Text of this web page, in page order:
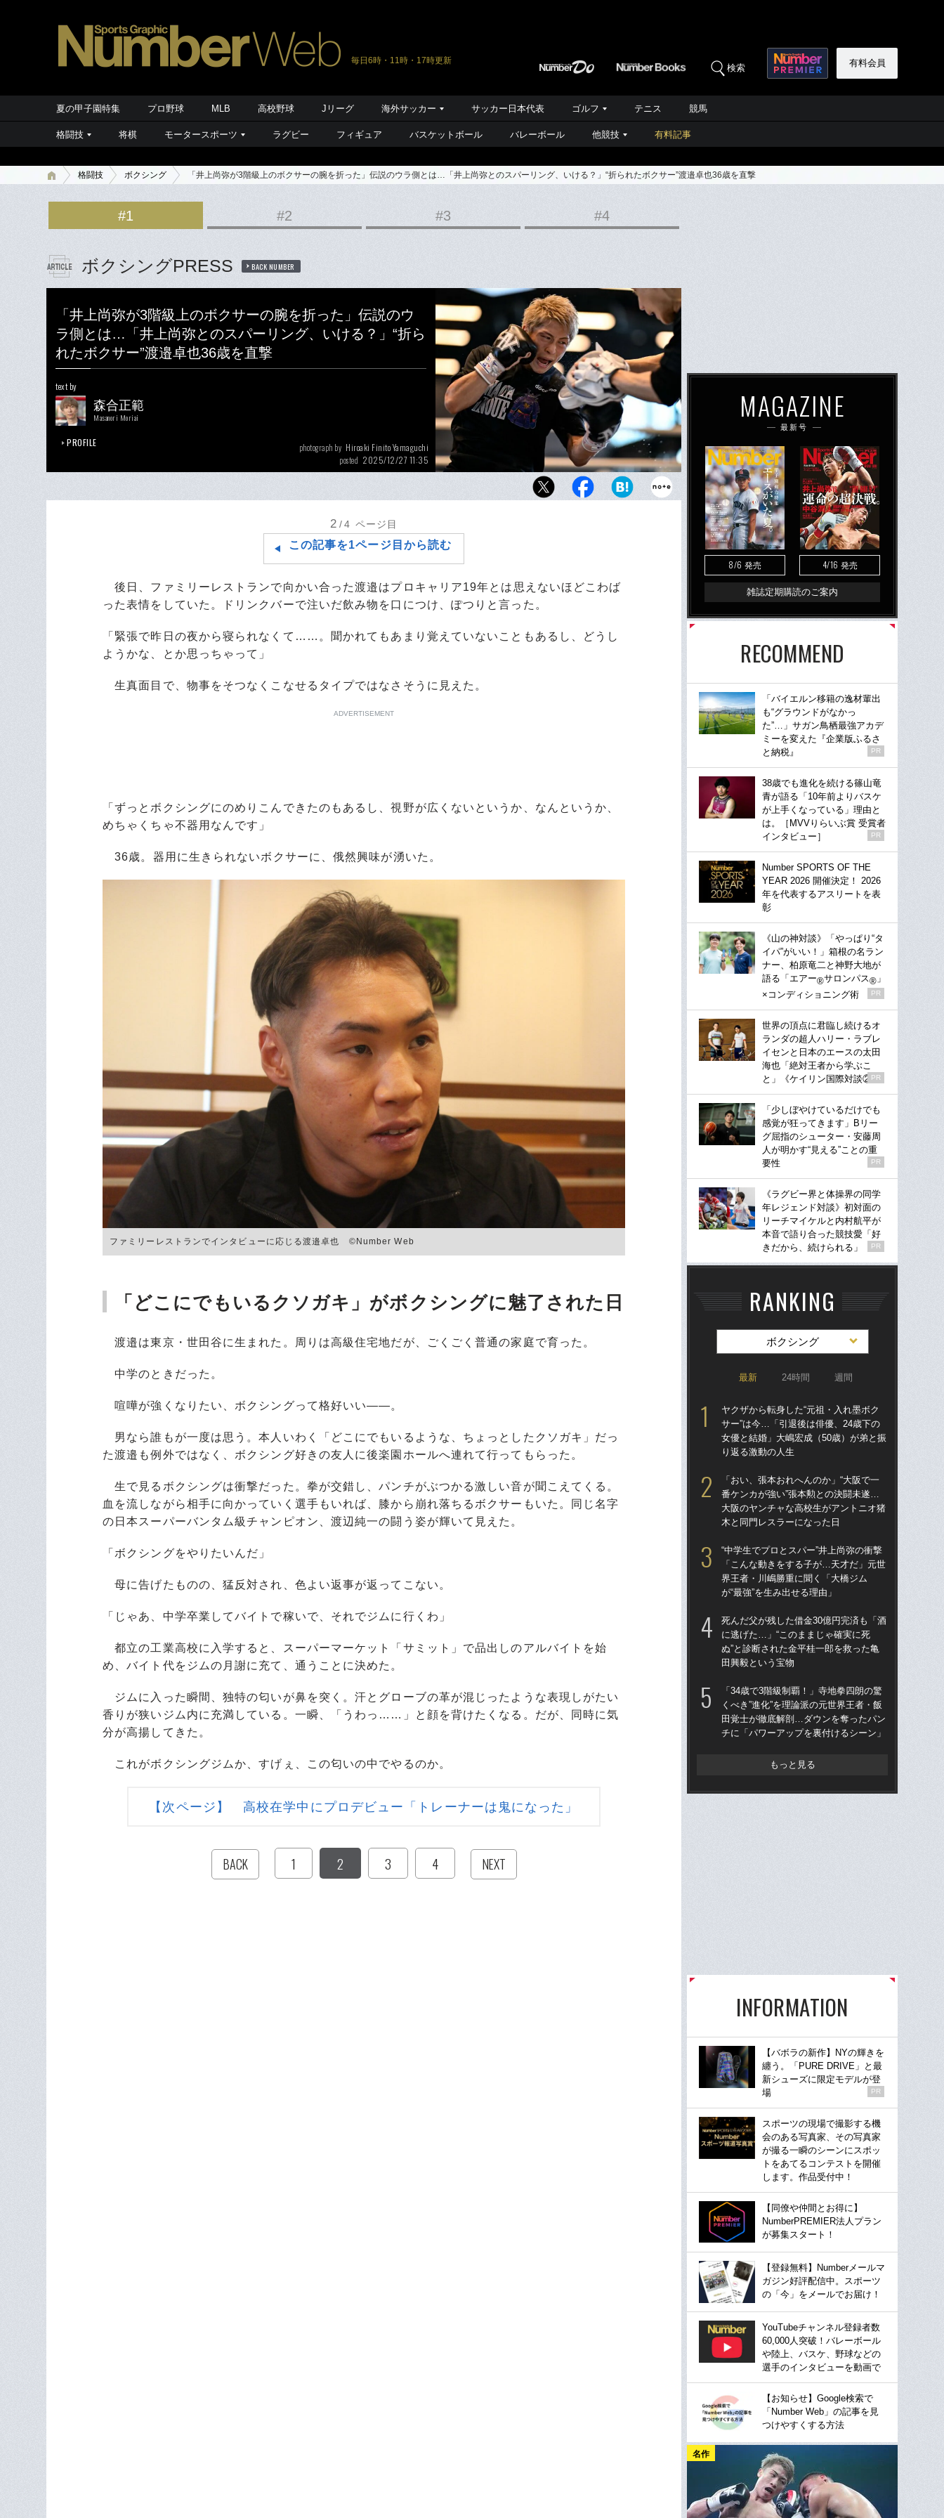
毎日6時・11時・17時更新
検索 有料会員
夏の甲子園特集 プロ野球 MLB 高校野球 Jリーグ 海外サッカー サッカー日本代表 ゴルフ テニス 競馬
格闘技 将棋 モータースポーツ ラグビー フィギュア バスケットボール バレーボール 他競技 有料記事
格闘技 ボクシング 「井上尚弥が3階級上のボクサーの腕を折った」伝説のウラ側とは…「井上尚弥とのスパーリング、いける？」“折られたボクサー”渡邉卓也36歳を直撃
#1 #2 #3 #4
ボクシングPRESS BACK NUMBER
「井上尚弥が3階級上のボクサーの腕を折った」伝説のウ
ラ側とは…「井上尚弥とのスパーリング、いける？」“折ら
れたボクサー”渡邉卓也36歳を直撃
text by
森合正範
Masanori Moriai
PROFILE photograph by Hiroaki Finito Yamaguchi
posted 2025/12/27 11:35
数々の伝説的なエピソードを持つ“モンスター”井上尚弥。
2 /4 ページ目
この記事を1ページ目から読む
後日、ファミリーレストランで向かい合った渡邉はプロキャリア19年とは思えないほどこわば
った表情をしていた。ドリンクバーで注いだ飲み物を口につけ、ぽつりと言った。
「緊張で昨日の夜から寝られなくて……。聞かれてもあまり覚えていないこともあるし、どうし
ようかな、とか思っちゃって」
生真面目で、物事をそつなくこなせるタイプではなさそうに見えた。
ADVERTISEMENT
「ずっとボクシングにのめりこんできたのもあるし、視野が広くないというか、なんというか、
めちゃくちゃ不器用なんです」
36歳。器用に生きられないボクサーに、俄然興味が湧いた。
ファミリーレストランでインタビューに応じる渡邉卓也 ©Number Web
「どこにでもいるクソガキ」がボクシングに魅了された日
渡邉は東京・世田谷に生まれた。周りは高級住宅地だが、ごくごく普通の家庭で育った。
中学のときだった。
喧嘩が強くなりたい、ボクシングって格好いい――。
男なら誰もが一度は思う。本人いわく「どこにでもいるような、ちょっとしたクソガキ」だっ
た渡邉も例外ではなく、ボクシング好きの友人に後楽園ホールへ連れて行ってもらった。
生で見るボクシングは衝撃だった。拳が交錯し、パンチがぶつかる激しい音が聞こえてくる。
血を流しながら相手に向かっていく選手もいれば、膝から崩れ落ちるボクサーもいた。同じ名字
の日本スーパーバンタム級チャンピオン、渡辺純一の闘う姿が輝いて見えた。
「ボクシングをやりたいんだ」
母に告げたものの、猛反対され、色よい返事が返ってこない。
「じゃあ、中学卒業してバイトで稼いで、それでジムに行くわ」
都立の工業高校に入学すると、スーパーマーケット「サミット」で品出しのアルバイトを始
め、バイト代をジムの月謝に充て、通うことに決めた。
ジムに入った瞬間、独特の匂いが鼻を突く。汗とグローブの革が混じったような表現しがたい
香りが狭いジム内に充満している。一瞬、「うわっ……」と顔を背けたくなる。だが、同時に気
分が高揚してきた。
これがボクシングジムか、すげぇ、この匂いの中でやるのか。
【次ページ】 高校在学中にプロデビュー「トレーナーは鬼になった」
BACK 1 2 3 4 NEXT
MAGAZINE
最新号
8/6 発売 4/16 発売
雑誌定期購読のご案内
RECOMMEND
「バイエルン移籍の逸材輩出
も“グラウンドがなかっ
た”…」サガン鳥栖最強アカデ
ミーを変えた『企業版ふるさ
と納税』
PR
38歳でも進化を続ける篠山竜
青が語る「10年前よりバスケ
が上手くなっている」理由と
は。［MVVりらいぶ賞 受賞者
インタビュー］
PR
Number SPORTS OF THE
YEAR 2026 開催決定！ 2026
年を代表するアスリートを表
彰
《山の神対談》「やっぱり“タ
イパ”がいい！」箱根の名ラン
ナー、柏原竜二と神野大地が
語る「エアー®サロンパス® 」
×コンディショニング術
PR
世界の頂点に君臨し続けるオ
ランダの超人ハリー・ラブレ
イセンと日本のエースの太田
海也「絶対王者から学ぶこ
と」《ケイリン国際対談②》
PR
「少しぼやけているだけでも
感覚が狂ってきます」Bリー
グ屈指のシューター・安藤周
人が明かす“見える”ことの重
要性
PR
《ラグビー界と体操界の同学
年レジェンド対談》初対面の
リーチマイケルと内村航平が
本音で語り合った競技愛「好
きだから、続けられる」
PR
RANKING
ボクシング
最新 24時間 週間
ヤクザから転身した“元祖・入れ墨ボク
サー”は今…「引退後は俳優、24歳下の
女優と結婚」大嶋宏成（50歳）が弟と振
り返る激動の人生
「おい、張本おれへんのか」“大阪で一
番ケンカが強い”張本勲との決闘未遂…
大阪のヤンチャな高校生がアントニオ猪
木と同門レスラーになった日
“中学生でプロとスパー”井上尚弥の衝撃
「こんな動きをする子が…天才だ」元世
界王者・川嶋勝重に聞く「大橋ジム
が“最強”を生み出せる理由」
死んだ父が残した借金30億円完済も「酒
に逃げた…」“このままじゃ確実に死
ぬ”と診断された金平桂一郎を救った亀
田興毅という宝物
「34歳で3階級制覇！」寺地拳四朗の驚
くべき”進化”を理論派の元世界王者・飯
田覚士が徹底解剖…ダウンを奪ったパン
チに「パワーアップを裏付けるシーン」
もっと見る
INFORMATION
【バボラの新作】NYの輝きを
纏う。「PURE DRIVE」と最
新シューズに限定モデルが登
場
PR
スポーツの現場で撮影する機
会のある写真家、その写真家
が撮る一瞬のシーンにスポッ
トをあてるコンテストを開催
します。作品受付中！
【同僚や仲間とお得に】
NumberPREMIER法人プラン
が募集スタート！
【登録無料】Numberメールマ
ガジン好評配信中。スポーツ
の「今」をメールでお届け！
YouTubeチャンネル登録者数
60,000人突破！バレーボール
や陸上、バスケ、野球などの
選手のインタビューを動画で
【お知らせ】Google検索で
「Number Web」の記事を見
つけやすくする方法
名作